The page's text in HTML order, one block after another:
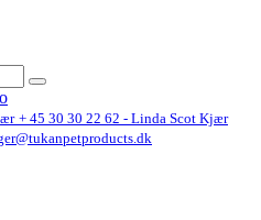
+ 45 30 30 22 62 - Linda Scot Kjær